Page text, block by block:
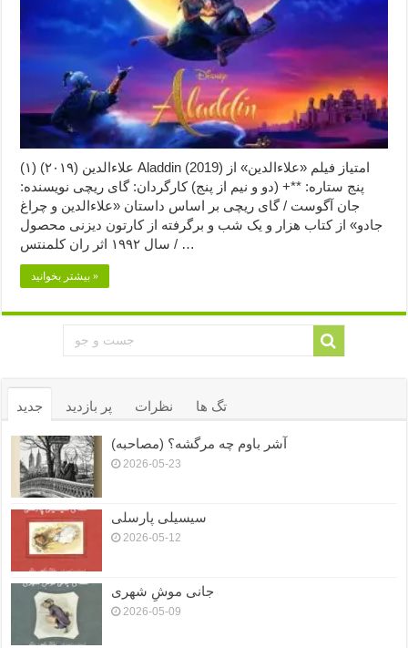
علاءالدین (۲۰۱۹) (۱) Aladdin (2019) امتیاز فیلم «علاءالدین» از
پنج ستاره: **+ (دو و نیم از پنج) کارگردان: گای ریچی نویسنده:
جان آگوست / گای ریچی بر اساس داستان «علاءالدین و چراغ
جادو» از کتاب هزار و یک شب و برگرفته از کارتون دیزنی محصول
سال ۱۹۹۲ اثر ران کلمنتس / …
بیشتر بخوانید »
جدید پر بازدید نظرات تگ ها
آشر باوم چه مرگشه؟ (مصاحبه)
2026-05-23
سیسیلی پارسلی
2026-05-12
جانی موشِ شهری
2026-05-09